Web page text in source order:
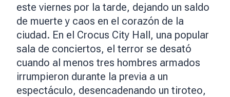
este viernes por la tarde, dejando un saldo
de muerte y caos en el corazón de la
ciudad. En el Crocus City Hall, una popular
sala de conciertos, el terror se desató
cuando al menos tres hombres armados
irrumpieron durante la previa a un
espectáculo, desencadenando un tiroteo,